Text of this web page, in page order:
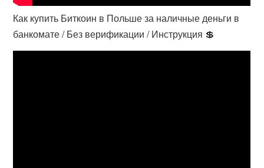
Как купить Биткоин в Польше за наличные деньги в
банкомате / Без верификации / Инструкция 💲